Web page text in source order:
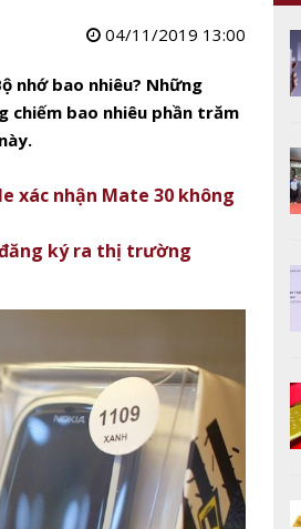
04/11/2019 13:00
nhớ bao nhiêu? Những
chiếm bao nhiêu phần trăm
xác nhận Mate 30 không
ký ra thị trường